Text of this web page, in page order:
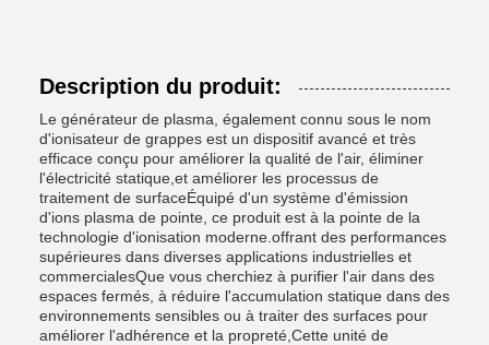
Description du produit:
Le générateur de plasma, également connu sous le nom
d'ionisateur de grappes est un dispositif avancé et très
efficace conçu pour améliorer la qualité de l'air, éliminer
l'électricité statique,et améliorer les processus de
traitement de surfaceÉquipé d'un système d'émission
d'ions plasma de pointe, ce produit est à la pointe de la
technologie d'ionisation moderne.offrant des performances
supérieures dans diverses applications industrielles et
commercialesQue vous cherchiez à purifier l'air dans des
espaces fermés, à réduire l'accumulation statique dans des
environnements sensibles ou à traiter des surfaces pour
améliorer l'adhérence et la propreté,Cette unité de